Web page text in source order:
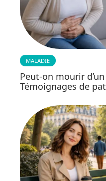
MALADIE
Peut-on mourir
Témoignages de